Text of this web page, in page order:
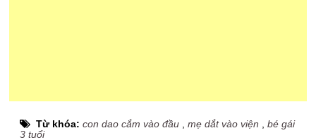
Từ khóa:con dao cắm vào đầu ,mẹ dắt vào viện ,bé gái
3 tuổi